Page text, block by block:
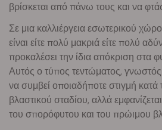
βρίσκεται από πάνω τους και να
Σε μια καλλιέργεια εσωτερικού
είναι είτε πολύ μακριά είτε πολύ
προκαλέσει την ίδια απόκριση στα
Αυτός ο τύπος τεντώματος,
να συμβεί οποιαδήποτε στιγμή κατά
βλαστικού σταδίου, αλλά
του σπορόφυτου και του πρώιμου